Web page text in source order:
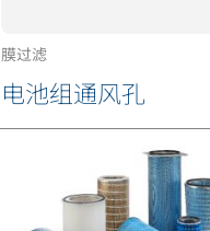
膜过滤
电池组通风孔